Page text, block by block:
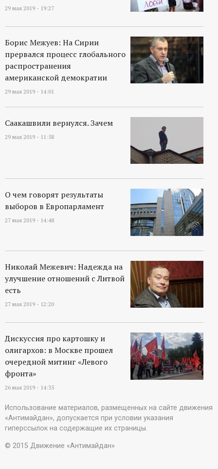
29 мая 2019 - 19:27
Борис Межуев: На Сирии
прервался процесс глобального
распространения
американской демократии
29 мая 2019 - 14:01
Саакашвили вернулся. Зачем
29 мая 2019 - 11:58
О чем говорят результаты
выборов в Европарламент
27 мая 2019 - 14:48
Николай Межевич: Надежда на
улучшение отношений с Литвой
есть
27 мая 2019 - 12:20
Дискуссия про картошку и
олигархов: в Москве прошел
очередной митинг «Левого
фронта»
26 мая 2019 - 14:35
Использование материалов, размещенных на сайте движения
«Антимайдан», допускается при условии указания
гиперссылок на содержащие их страницы.
© 2015 Движение «Антимайдан»